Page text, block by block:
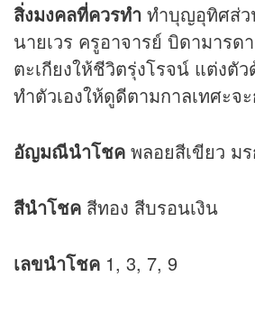
สิ่งมงคลที่ควรทำ ทำบุญอุทิศส่ว
นายเวร ครูอาจารย์ บิดามารด
ตะเกียงให้ชีวิตรุ่งโรจน์ แต่งตัว
ทำตัวเองให้ดูดีตามกาลเทศะจ
อัญมณีนำโชค พลอยสีเขียว ม
สีนำโชค สีทอง สีบรอนเงิน
เลขนำโชค 1, 3, 7, 9